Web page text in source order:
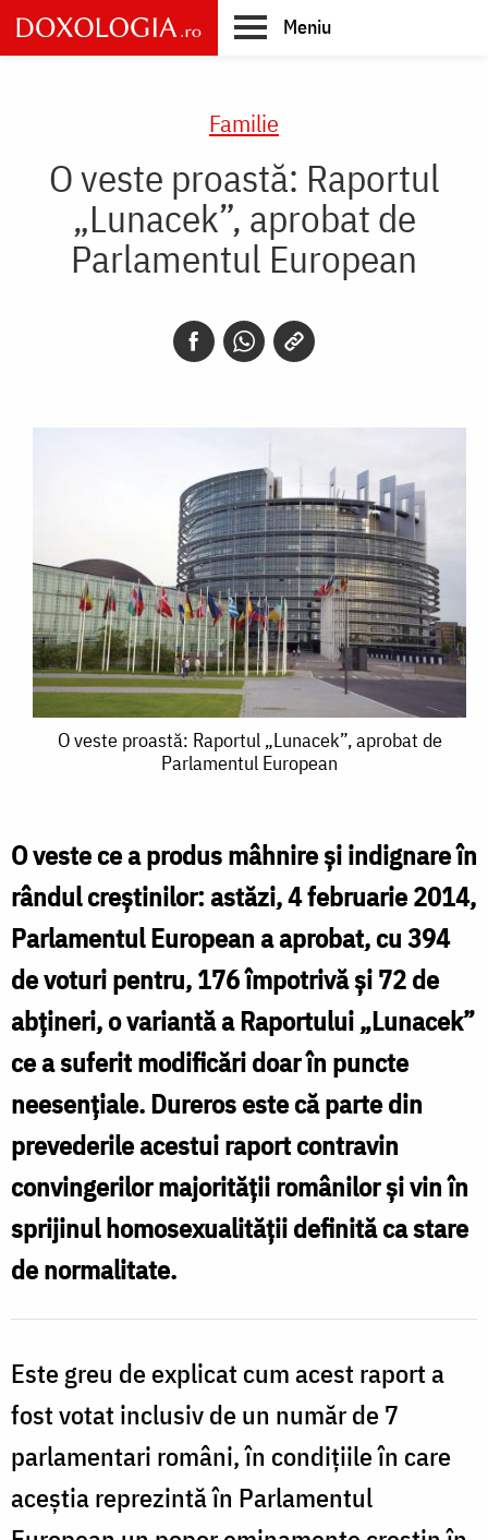
Skip
to
main
Meniu
Familie
O veste proastă: Raportul
„Lunacek”, aprobat de
Parlamentul European
Raportul
„Lunacek”,
aprobat
Parlamentul
European
O veste proastă: Raportul „Lunacek”, aprobat de
Parlamentul European
O veste ce a produs mâhnire și indignare în
rândul creștinilor: astăzi, 4 februarie 2014,
Parlamentul European a aprobat, cu 394
de voturi pentru, 176 împotrivă și 72 de
abțineri, o variantă a Raportului „Lunacek”
ce a suferit modificări doar în puncte
neesențiale. Dureros este că parte din
prevederile acestui raport contravin
convingerilor majorității românilor și vin în
sprijinul homosexualității definită ca stare
de normalitate.
Este greu de explicat cum acest raport a
fost votat inclusiv de un număr de 7
parlamentari români, în condițiile în care
aceștia reprezintă în Parlamentul